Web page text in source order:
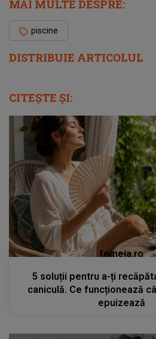
DISTRIBUIE ARTICOLUL
MAI MULTE DESPRE:
piscine
CITEȘTE ȘI:
femeia.ro
5 soluții pentru a-ți
caniculă. Ce funcționează
epuizează